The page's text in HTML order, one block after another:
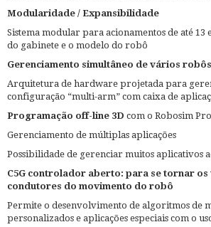
Modularidade / Expansibilidade
Sistema modular para acionamentos de até 13
do gabinete e o modelo do robô
Gerenciamento simultâneo de vários robôs
Arquitetura de hardware projetada para
configuração “multi-arm” com caixa de
Programação off-line 3D com o Robosim Pro
Gerenciamento de múltiplas aplicações
Possibilidade de gerenciar muitos aplicativos
C5G controlador aberto: para se tornar
condutores do movimento do robô
Permite o desenvolvimento de algoritmos de
personalizados e aplicações especiais com o